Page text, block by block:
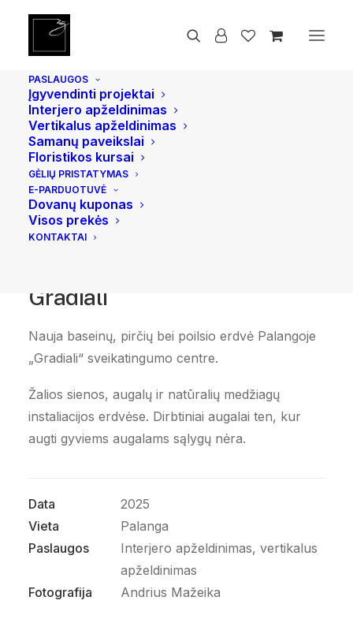
PASLAUGOS
Įgyvendinti projektai
Interjero apželdinimas
Vertikalus apželdinimas
Samanų paveikslai
Floristikos kursai
GĖLIŲ PRISTATYMAS
E-PARDUOTUVĖ
Dovanų kuponas
Visos prekės
KONTAKTAI
Gradiali
Nauja baseinų, pirčių bei poilsio erdvė Palangoje
„Gradiali“ sveikatingumo centre.
Žalios sienos, augalų ir natūralių medžiagų
instaliacijos erdvėse. Dirbtiniai augalai ten, kur
augti gyviems augalams sąlygų nėra.
Data
2025
Vieta
Palanga
Paslaugos
Interjero apželdinimas, vertikalus
apželdinimas
Fotografija
Andrius Mažeika